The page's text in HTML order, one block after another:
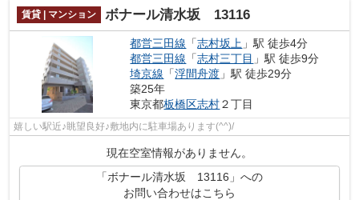
賃貸 | マンション ボナール清水坂 13116
都営三田線 「志村坂上 」駅 徒歩4分
都営三田線 「志村三丁目 」駅 徒歩9分
埼京線 「浮間舟渡 」駅 徒歩29分
築25年
東京都板橋区志村２丁目
嬉しい駅近♪眺望良好♪敷地内に駐車場あります(^^)/
現在空室情報がありません。
「ボナール清水坂 13116」への
お問い合わせはこちら